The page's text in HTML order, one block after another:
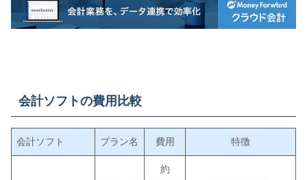
会計ソフトの費用比較
会計ソフト プラン名 費用 特徴
約